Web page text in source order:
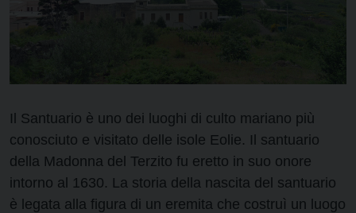
Il Santuario è uno dei luoghi di culto mariano più
conosciuto e visitato delle isole Eolie. Il santuario
della Madonna del Terzito fu eretto in suo onore
intorno al 1630. La storia della nascita del santuario
è legata alla figura di un eremita che costruì un luogo